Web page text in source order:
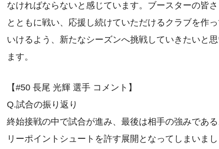
なければならないと感じています。ブースターの皆
とともに戦い、応援し続けていただけるクラブを作
いけるよう、新たなシーズンへ挑戦していきたいと
ます。
【#50 長尾 光輝 選手 コメント】
Q.試合の振り返り
終始接戦の中で試合が進み、最後は相手の強みであ
リーポイントシュートを許す展開となってしまいまし